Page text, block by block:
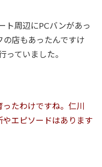
ト周辺にPCバンがあっ
店もあったんですけ
っていました。
たわけですね。仁川
エピソードはあります